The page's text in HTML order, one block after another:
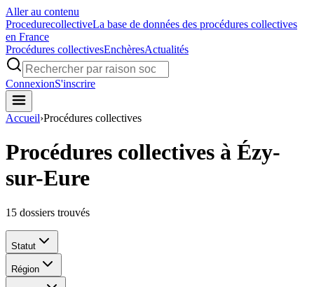
Aller au contenu
ProcedurecollectiveLa base de données des procédures collectives
en France
Procédures collectivesEnchèresActualités
ConnexionS'inscrire
Accueil›Procédures collectives
Procédures collectives à Ézy-
sur-Eure
15 dossiers trouvés
Statut
Région